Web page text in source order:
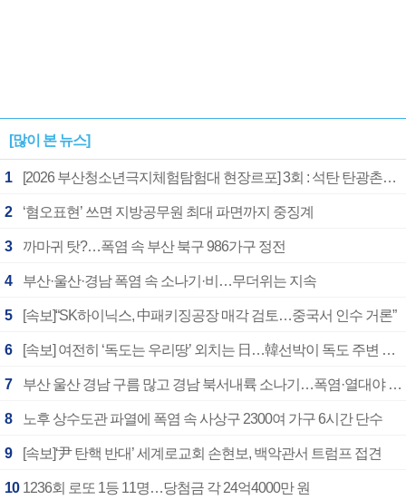
[많이 본 뉴스]
1 [2026 부산청소년극지체험탐험대 현장르포] 3회 : 석탄 탄광촌에서 북극 연구의 중심지로
2 ‘혐오표현’ 쓰면 지방공무원 최대 파면까지 중징계
3 까마귀 탓?…폭염 속 부산 북구 986가구 정전
4 부산·울산·경남 폭염 속 소나기·비…무더위는 지속
5 [속보]“SK하이닉스, 中패키징공장 매각 검토…중국서 인수 거론”
6 [속보] 여전히 ‘독도는 우리땅’ 외치는 日…韓선박이 독도 주변 해양조사 활동하자 반발
7 부산 울산 경남 구름 많고 경남 북서내륙 소나기…폭염·열대야 계속
8 노후 상수도관 파열에 폭염 속 사상구 2300여 가구 6시간 단수
9 [속보]‘尹 탄핵 반대’ 세계로교회 손현보, 백악관서 트럼프 접견
10 1236회 로또 1등 11명…당첨금 각 24억4000만 원